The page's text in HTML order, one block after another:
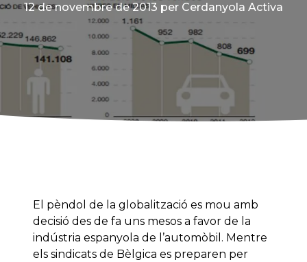
12 de novembre de 2013 per Cerdanyola Activa
El pèndol de la globalització es mou amb
decisió des de fa uns mesos a favor de la
indústria espanyola de l’automòbil. Mentre
els sindicats de Bèlgica es preparen per